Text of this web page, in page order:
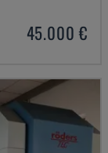
45.000 €